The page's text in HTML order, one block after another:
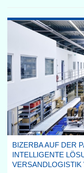
BIZERBA AUF DER
INTELLIGENTE